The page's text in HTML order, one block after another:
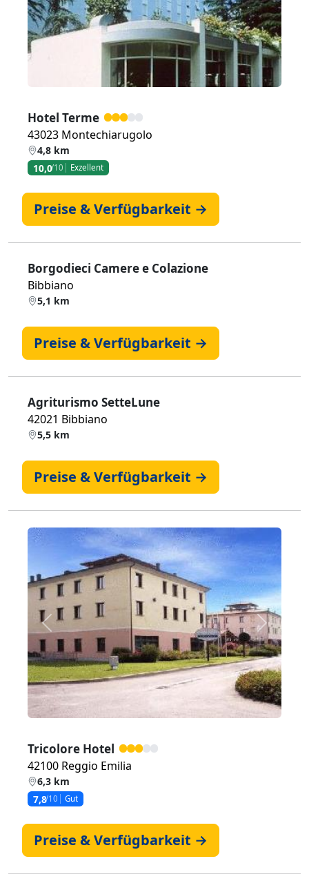
Hotel Terme
43023 Montechiarugolo
4,8 km
10,0/10 Exzellent
Preise & Verfügbarkeit →
Borgodieci Camere e Colazione
Bibbiano
5,1 km
Preise & Verfügbarkeit →
Agriturismo SetteLune
42021 Bibbiano
5,5 km
Preise & Verfügbarkeit →
Zurück Weiter
Tricolore Hotel
42100 Reggio Emilia
6,3 km
7,8/10 Gut
Preise & Verfügbarkeit →